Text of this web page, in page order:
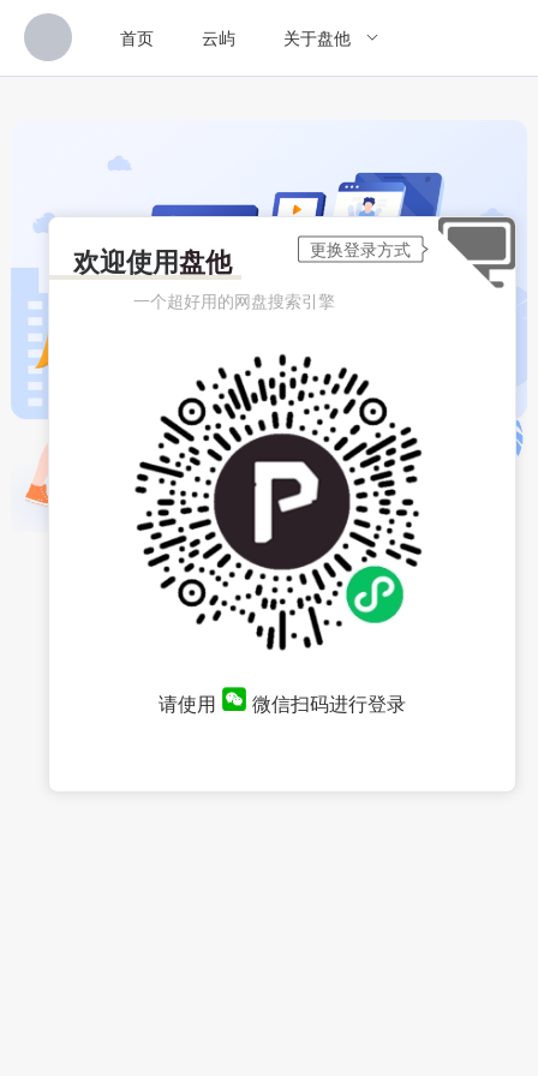
首页 云屿 关于盘他
欢迎使用盘他
一个超好用的网盘搜索引擎
请使用 微信扫码进行登录